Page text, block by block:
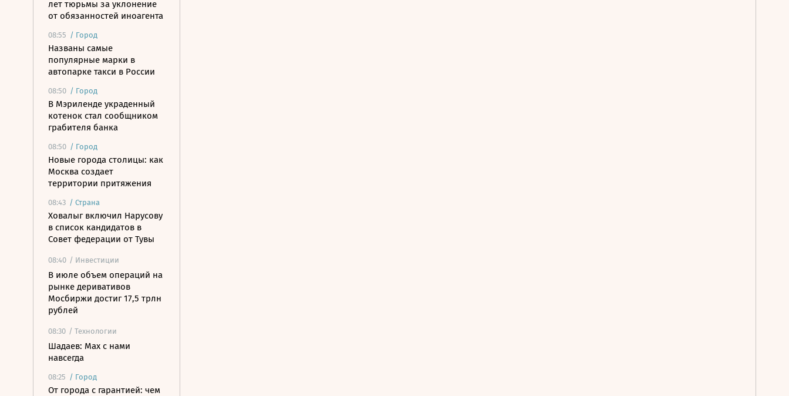
лет тюрьмы за уклонение
от обязанностей иноагента
08:55 / Город
Названы самые
популярные марки в
автопарке такси в России
08:50 / Город
В Мэриленде украденный
котенок стал сообщником
грабителя банка
08:50 / Город
Новые города столицы: как
Москва создает
территории притяжения
08:43 / Страна
Ховалыг включил Нарусову
в список кандидатов в
Совет федерации от Тувы
08:40 / Инвестиции
В июле объем операций на
рынке деривативов
Мосбиржи достиг 17,5 трлн
рублей
08:30 / Технологии
Шадаев: Max с нами
навсегда
08:25 / Город
От города с гарантией: чем